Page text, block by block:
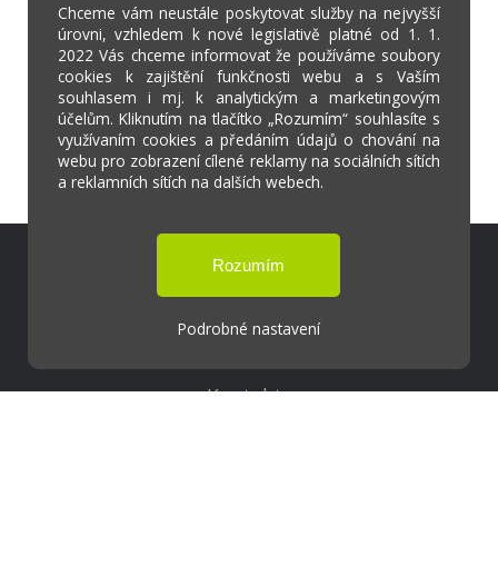
Chceme vám neustále poskytovat služby na nejvyšší
úrovni, vzhledem k nové legislativě platné od 1. 1.
2022 Vás chceme informovat že používáme soubory
cookies k zajištění funkčnosti webu a s Vaším
souhlasem i mj. k analytickým a marketingovým
účelům. Kliknutím na tlačítko „Rozumím“ souhlasíte s
využívaním cookies a předáním údajů o chování na
webu pro zobrazení cílené reklamy na sociálních sítích
a reklamních sítích na dalších webech.
Podrobné nastavení
Škola Online
Strava.cz
Kontakty